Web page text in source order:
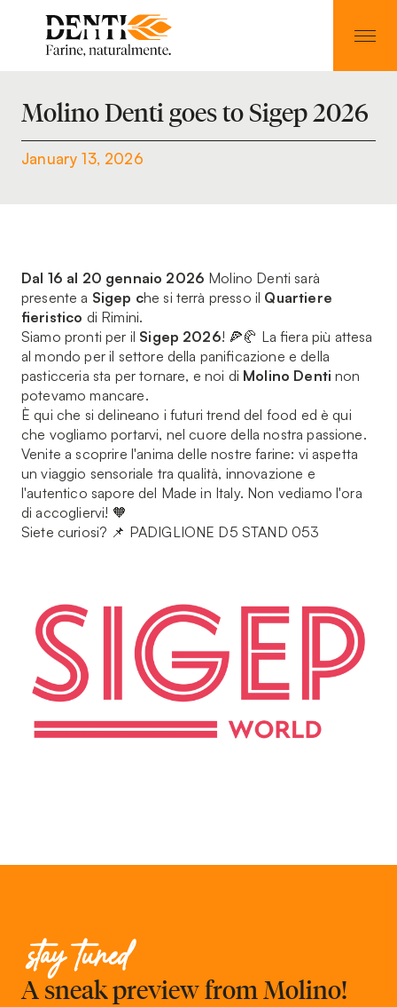
Molino Denti goes to Sigep 2026
January 13, 2026
Dal 16 al 20 gennaio 2026 Molino Denti sarà
presente a Sigep che si terrà presso il Quartiere
fieristico di Rimini.
Siamo pronti per il Sigep 2026! 🍕🥐 La fiera più attesa
al mondo per il settore della panificazione e della
pasticceria sta per tornare, e noi di Molino Denti non
potevamo mancare.
È qui che si delineano i futuri trend del food ed è qui
che vogliamo portarvi, nel cuore della nostra passione.
Venite a scoprire l'anima delle nostre farine: vi aspetta
un viaggio sensoriale tra qualità, innovazione e
l'autentico sapore del Made in Italy. Non vediamo l'ora
di accogliervi! 🧡
Siete curiosi? 📌 PADIGLIONE D5 STAND 053
stay tuned
A sneak preview from Molino!